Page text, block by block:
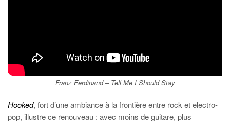
Franz Ferdinand – Tell Me I Should Stay
Hooked, fort d’une ambiance à la frontière entre rock et electro-
pop, illustre ce renouveau : avec moins de guitare, plus